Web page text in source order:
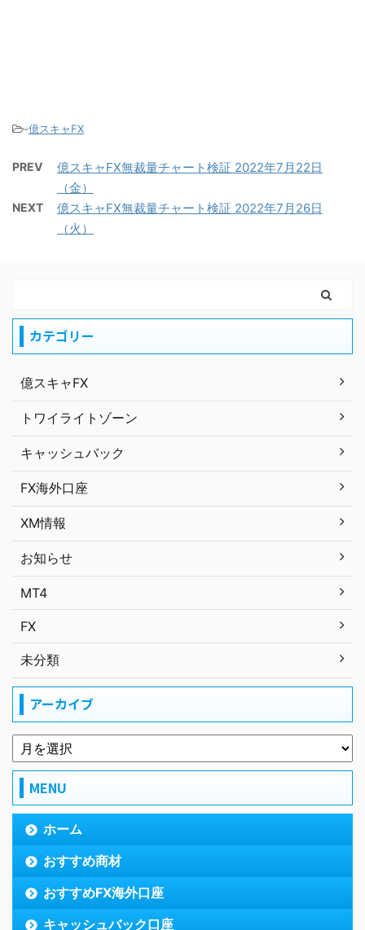
-億スキャFX
PREV
億スキャFX無裁量チャート検証 2022年7月22日
（金）
NEXT
億スキャFX無裁量チャート検証 2022年7月26日
（火）
カテゴリー
億スキャFX
トワイライトゾーン
キャッシュバック
FX海外口座
XM情報
お知らせ
MT4
FX
未分類
アーカイブ
MENU
ホーム
おすすめ商材
おすすめFX海外口座
キャッシュバック口座